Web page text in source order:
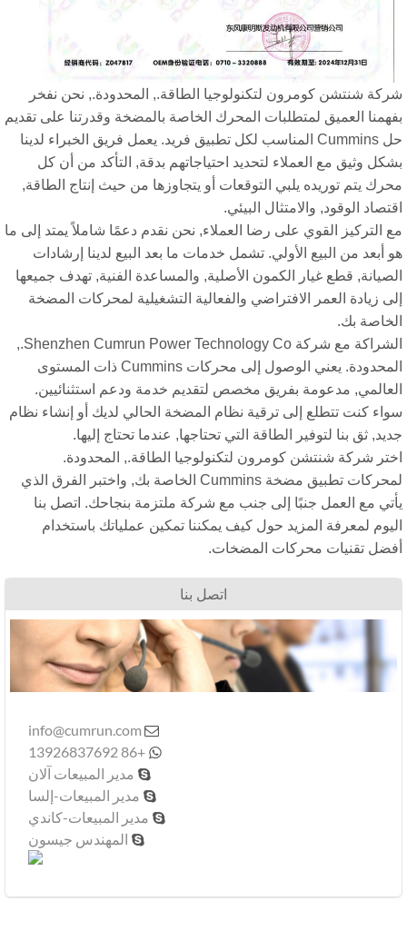
شنتشن كومرون لتكنولوجيا الطاقة., المحدودة., نحن نفخر
العميق لمتطلبات المحرك الخاصة بالمضخة وقدرتنا على تقديم
حل Cummins المناسب لكل تطبيق فريد. يعمل فريق الخبراء لدينا
وثيق مع العملاء لتحديد احتياجاتهم بدقة, التأكد من أن كل
يتم توريده يلبي التوقعات أو يتجاوزها من حيث إنتاج الطاقة,
الوقود, والامتثال البيئي.
التركيز القوي على رضا العملاء, نحن نقدم دعمًا شاملاً يمتد إلى ما
أبعد من البيع الأولي. تشمل خدمات ما بعد البيع لدينا إرشادات
قطع غيار الكمون الأصلية, والمساعدة الفنية, تهدف جميعها
زيادة العمر الافتراضي والفعالية التشغيلية لمحركات المضخة
بك.
الشراكة مع شركة Shenzhen Cumrun Power Technology Co.,
المحدودة. يعني الوصول إلى محركات Cummins ذات المستوى
مدعومة بفريق مخصص لتقديم خدمة ودعم استثنائيين.
كنت تتطلع إلى ترقية نظام المضخة الحالي لديك أو إنشاء نظام
ثق بنا لتوفير الطاقة التي تحتاجها, عندما تحتاج إليها.
شركة شنتشن كومرون لتكنولوجيا الطاقة., المحدودة.
لمحركات تطبيق مضخة Cummins الخاصة بك, واختبر الفرق الذي
مع العمل جنبًا إلى جنب مع شركة ملتزمة بنجاحك. اتصل بنا
لمعرفة المزيد حول كيف يمكننا تمكين عملياتك باستخدام
تقنيات محركات المضخات.
اتصل بنا

info@cumrun.com

+86 13926837692
 مدير المبيعات آلان
 مدير المبيعات-إلسا
 مدير المبيعات-كاندي
 المهندس جيسون